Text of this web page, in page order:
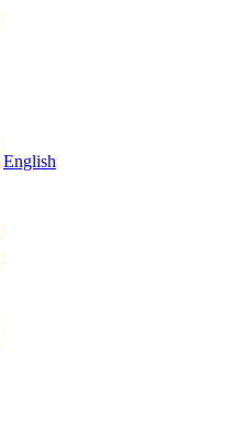
English